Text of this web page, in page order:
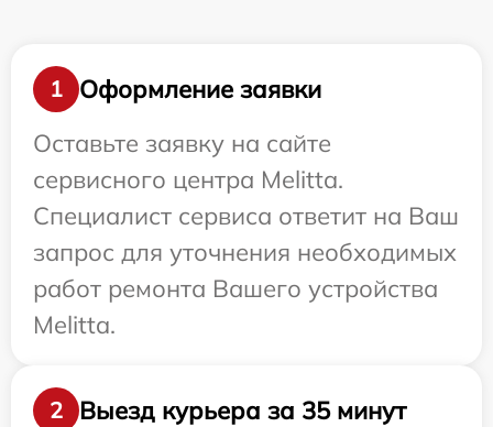
1
Оформление заявки
Оставьте заявку на сайте
сервисного центра Melitta.
Специалист сервиса ответит на Ваш
запрос для уточнения необходимых
работ ремонта Вашего устройства
Melitta.
2 Выезд курьера за 35 минут